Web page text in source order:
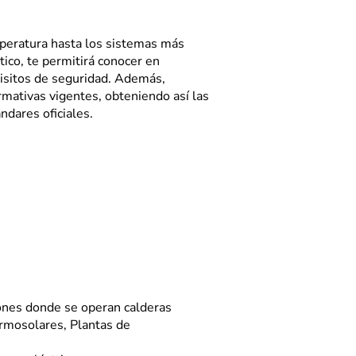
hasta los sistemas más
te permitirá conocer en
de seguridad. Además,
vigentes, obteniendo así las
oficiales.
donde se operan calderas
Plantas de